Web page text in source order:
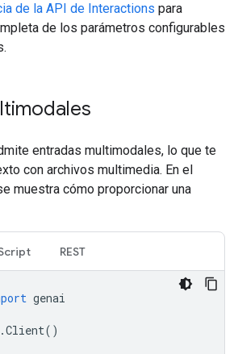
de la API de Interactions para
de los parámetros configurables
entradas multimodales, lo que te
con archivos multimedia. En el
muestra cómo proporcionar una
REST
genai
.Client()